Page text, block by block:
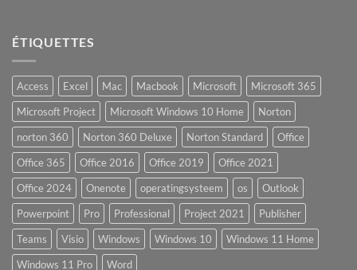
ÉTIQUETTES
Access Excel Mac Macbook Microsoft
Microsoft 365
Microsoft Project
Microsoft Windows 10 Home
Norton
norton 360
Norton 360 Deluxe Norton Standard
Office
Office 365
Office 2016 Office 2019
Office 2021
Office 2024
Onenote operatingsysteem os
Outlook
Powerpoint
Pro Professional Project 2021
Publisher
Teams
Visio Windows Windows 10
Windows 11 Home
Windows 11 Pro
Word